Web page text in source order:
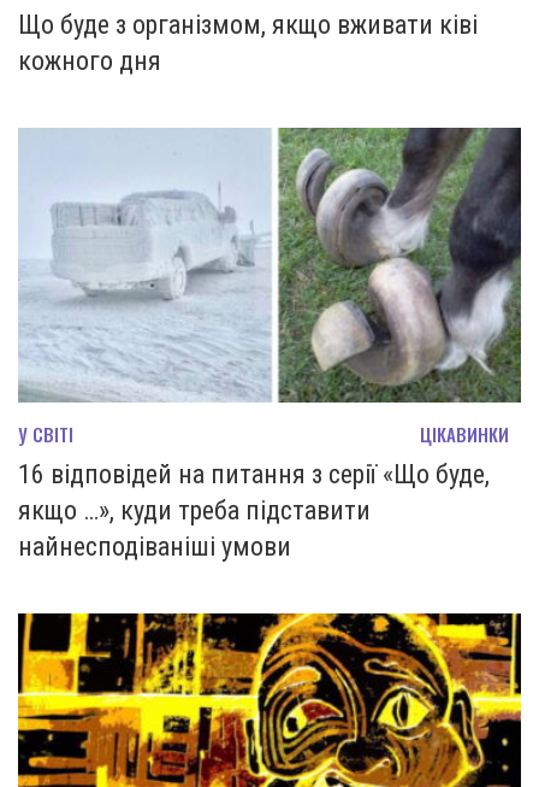
Що буде з організмом, якщо вживати ківі
кожного дня
У СВІТІ ЦІКАВИНКИ
16 відповідей на питання з серії «Що буде,
якщо …», куди треба підставити
найнесподіваніші умови